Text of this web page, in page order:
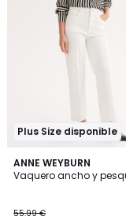
Plus Size disponible
ANNE WEYBURN
Vaquero ancho y
55.99 €
4
/